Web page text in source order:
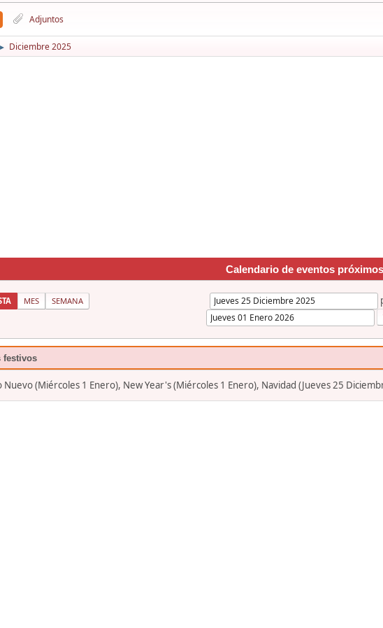
Adjuntos
► Diciembre 2025
Calendario de eventos próximos
MES SEMANA
festivos
Nuevo (Miércoles 1 Enero), New Year's (Miércoles 1 Enero), Navidad (Jueves 25